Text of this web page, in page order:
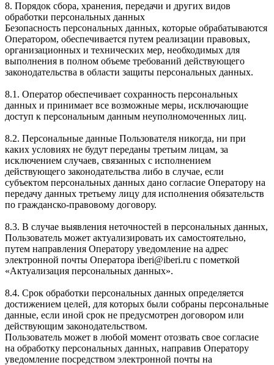
8. Порядок сбора, хранения, передачи и других видов
обработки персональных данных
Безопасность персональных данных, которые обрабатываются
Оператором, обеспечивается путем реализации правовых,
организационных и технических мер, необходимых для
выполнения в полном объеме требований действующего
законодательства в области защиты персональных данных.
8.1. Оператор обеспечивает сохранность персональных
данных и принимает все возможные меры, исключающие
доступ к персональным данным неуполномоченных лиц.
8.2. Персональные данные Пользователя никогда, ни при
каких условиях не будут переданы третьим лицам, за
исключением случаев, связанных с исполнением
действующего законодательства либо в случае, если
субъектом персональных данных дано согласие Оператору на
передачу данных третьему лицу для исполнения обязательств
по гражданско-правовому договору.
8.3. В случае выявления неточностей в персональных данных,
Пользователь может актуализировать их самостоятельно,
путем направления Оператору уведомление на адрес
электронной почты Оператора iberi@iberi.ru с пометкой
«Актуализация персональных данных».
8.4. Срок обработки персональных данных определяется
достижением целей, для которых были собраны персональные
данные, если иной срок не предусмотрен договором или
действующим законодательством.
Пользователь может в любой момент отозвать свое согласие
на обработку персональных данных, направив Оператору
уведомление посредством электронной почты на